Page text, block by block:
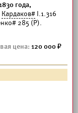
года,
Кардаков# I.1.316
285 (Р).
120 000